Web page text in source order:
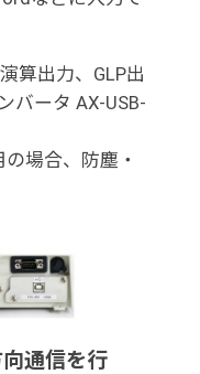
算出力、GLP出
バータ AX-USB-
場合、防塵・
通信を行